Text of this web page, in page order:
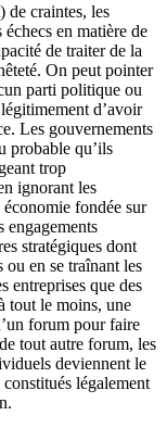
de craintes, les
en matière de
de traiter de la
On peut pointer
parti politique ou
d’avoir
Les gouvernements
probable qu’ils
trop
ignorant les
fondée sur
engagements
stratégiques dont
ou en se traînant les
entreprises que des
tout le moins, une
forum pour faire
tout autre forum, les
deviennent le
légalement